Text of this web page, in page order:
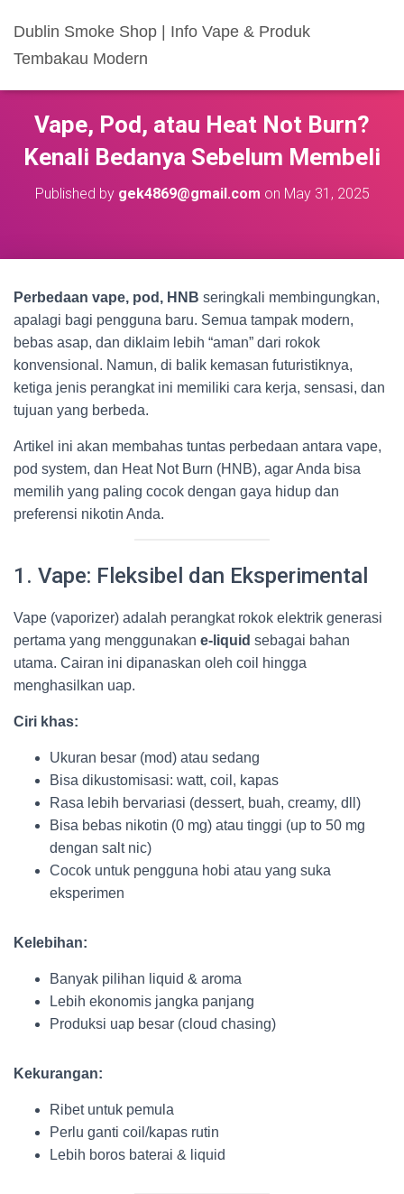
Dublin Smoke Shop | Info Vape & Produk
Tembakau Modern
Vape, Pod, atau Heat Not Burn?
Kenali Bedanya Sebelum Membeli
Published by gek4869@gmail.com on May 31, 2025
Perbedaan vape, pod, HNB seringkali membingungkan,
apalagi bagi pengguna baru. Semua tampak modern,
bebas asap, dan diklaim lebih “aman” dari rokok
konvensional. Namun, di balik kemasan futuristiknya,
ketiga jenis perangkat ini memiliki cara kerja, sensasi, dan
tujuan yang berbeda.
Artikel ini akan membahas tuntas perbedaan antara vape,
pod system, dan Heat Not Burn (HNB), agar Anda bisa
memilih yang paling cocok dengan gaya hidup dan
preferensi nikotin Anda.
1. Vape: Fleksibel dan Eksperimental
Vape (vaporizer) adalah perangkat rokok elektrik generasi
pertama yang menggunakan e-liquid sebagai bahan
utama. Cairan ini dipanaskan oleh coil hingga
menghasilkan uap.
Ciri khas:
Ukuran besar (mod) atau sedang
Bisa dikustomisasi: watt, coil, kapas
Rasa lebih bervariasi (dessert, buah, creamy, dll)
Bisa bebas nikotin (0 mg) atau tinggi (up to 50 mg
dengan salt nic)
Cocok untuk pengguna hobi atau yang suka
eksperimen
Kelebihan:
Banyak pilihan liquid & aroma
Lebih ekonomis jangka panjang
Produksi uap besar (cloud chasing)
Kekurangan:
Ribet untuk pemula
Perlu ganti coil/kapas rutin
Lebih boros baterai & liquid